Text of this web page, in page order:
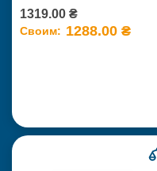
1319.00 ₴
Своим: 1288.00 ₴